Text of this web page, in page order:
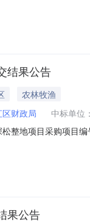
规模：地址：漯河
结果公告
农林牧渔
财政局
中标单位
整地项目采购项目
机深松整地项目采
果公告